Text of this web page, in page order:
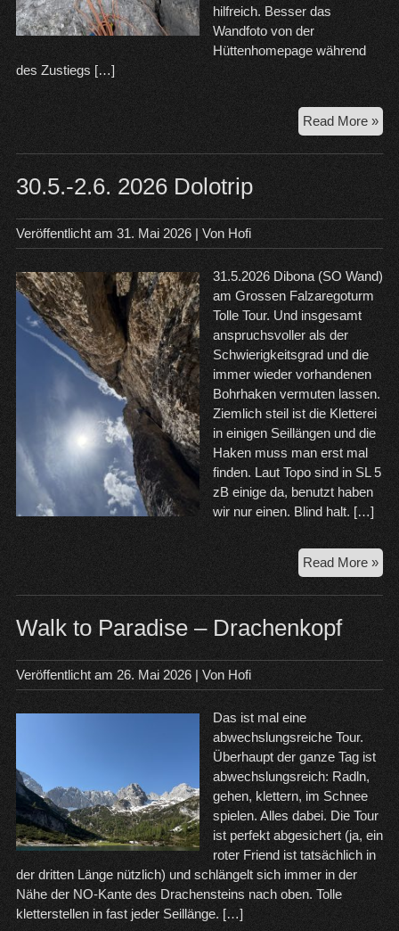
hilfreich. Besser das
Wandfoto von der
Hüttenhomepage während
des Zustiegs […]
Read More »
30.5.-2.6. 2026 Dolotrip
Veröffentlicht am 31. Mai 2026| Von Hofi
31.5.2026 Dibona (SO Wand)
am Grossen Falzaregoturm
Tolle Tour. Und insgesamt
anspruchsvoller als der
Schwierigkeitsgrad und die
immer wieder vorhandenen
Bohrhaken vermuten lassen.
Ziemlich steil ist die Kletterei
in einigen Seillängen und die
Haken muss man erst mal
finden. Laut Topo sind in SL 5
zB einige da, benutzt haben
wir nur einen. Blind halt. […]
Read More »
Walk to Paradise – Drachenkopf
Veröffentlicht am 26. Mai 2026| Von Hofi
Das ist mal eine
abwechslungsreiche Tour.
Überhaupt der ganze Tag ist
abwechslungsreich: Radln,
gehen, klettern, im Schnee
spielen. Alles dabei. Die Tour
ist perfekt abgesichert (ja, ein
roter Friend ist tatsächlich in
der dritten Länge nützlich) und schlängelt sich immer in der
Nähe der NO-Kante des Drachensteins nach oben. Tolle
kletterstellen in fast jeder Seillänge. […]